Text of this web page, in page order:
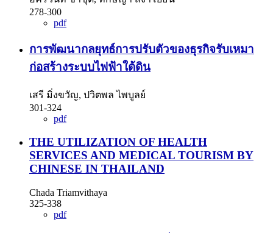
278-300
pdf
การพัฒนากลยุทธ์การปรับตัวของธุรกิจรับเหมา
ก่อสร้างระบบไฟฟ้าใต้ดิน
เสรี มิ่งขวัญ, ปวิตพล ไพบูลย์
301-324
pdf
THE UTILIZATION OF HEALTH
SERVICES AND MEDICAL TOURISM BY
CHINESE IN THAILAND
Chada Triamvithaya
325-338
pdf